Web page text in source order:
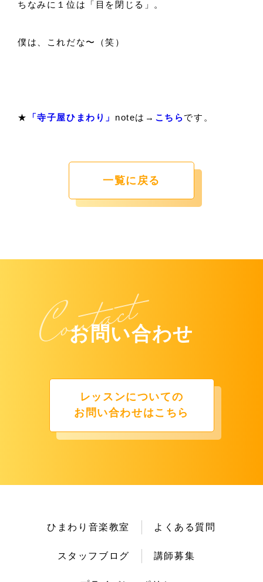
ちなみに１位は「目を閉じる」。
僕は、これだな〜（笑）
★ 「寺子屋ひまわり」 noteは→ こちらです。
一覧に戻る
お問い合わせ
レッスンについての
お問い合わせはこちら
ひまわり音楽教室 よくある質問
スタッフブログ 講師募集